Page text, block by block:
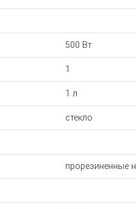
500 Вт
1
1 л
стекло
прорезиненные